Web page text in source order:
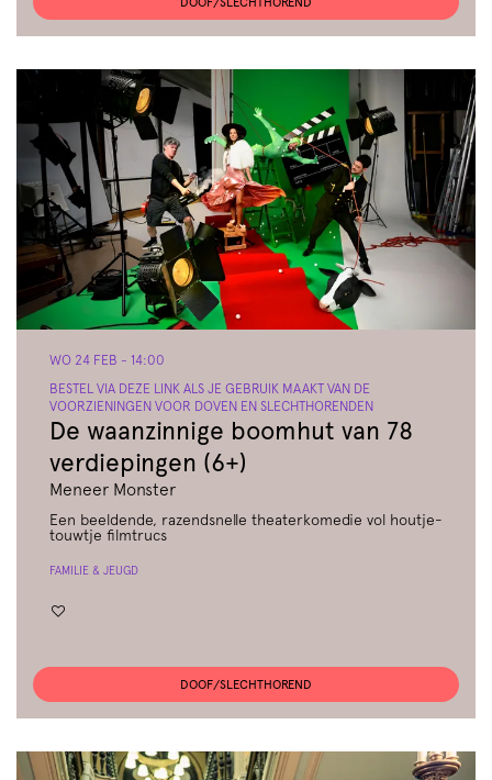
De waanzinnige boomhut van 78
verdiepingen (6+)
Meneer Monster
BESTEL VIA DEZE LINK ALS JE GEBRUIK MAAKT VAN DE
VOORZIENINGEN VOOR DOVEN EN SLECHTHORENDEN
WO 24 FEB - 14:00
Een beeldende, razendsnelle theaterkomedie vol houtje-
touwtje filmtrucs
FAMILIE & JEUGD
DOOF/SLECHTHOREND